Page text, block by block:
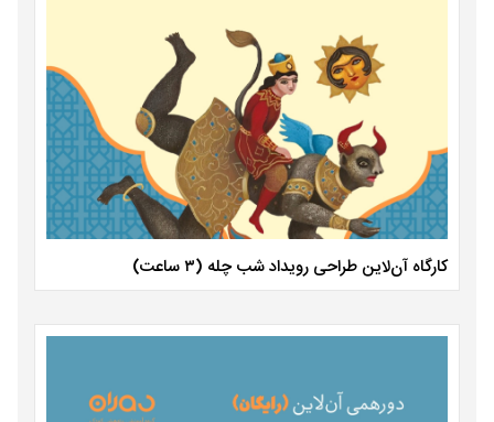
کارگاه آن‌لاین طراحی رویداد شب چله (۳ ساعت)